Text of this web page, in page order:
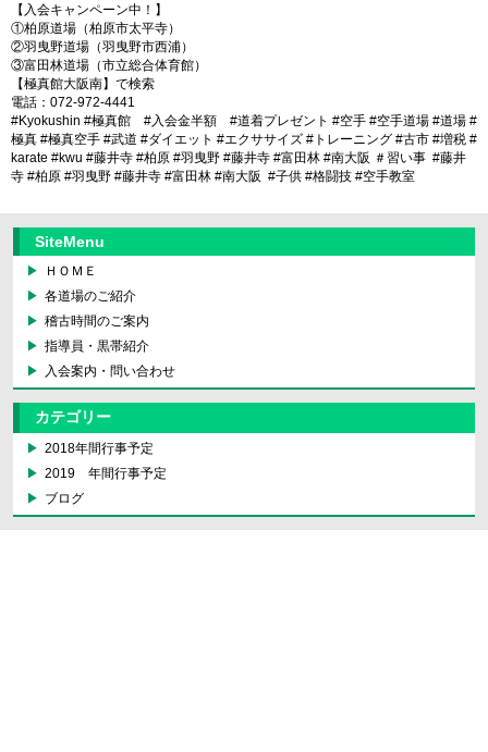
【入会キャンペーン中！】
①柏原道場（柏原市太平寺）
②羽曳野道場（羽曳野市西浦）
③富田林道場（市立総合体育館）
【極真館大阪南】で検索
電話：072-972-4441
#Kyokushin #極真館 #入会金半額 #道着プレゼント #空手 #空手道場 #道場 #
極真 #極真空手 #武道 #ダイエット #エクササイズ #トレーニング #古市 #増税 #
karate #kwu #藤井寺 #柏原 #羽曳野 #藤井寺 #富田林 #南大阪 ＃習い事 #藤井
寺 #柏原 #羽曳野 #藤井寺 #富田林 #南大阪 #子供 #格闘技 #空手教室
SiteMenu
ＨＯＭＥ
各道場のご紹介
稽古時間のご案内
指導員・黒帯紹介
入会案内・問い合わせ
カテゴリー
2018年間行事予定
2019 年間行事予定
ブログ